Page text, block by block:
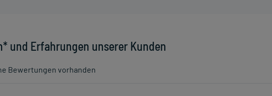
und Erfahrungen unserer Kunden
Bewertungen vorhanden